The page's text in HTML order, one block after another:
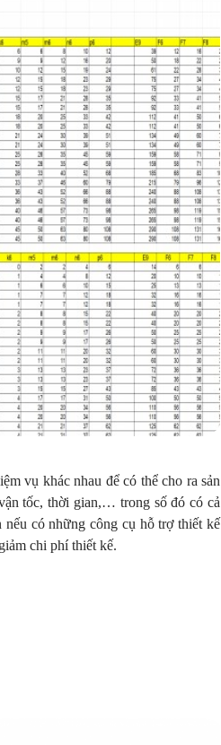
vụ khác nhau để có thể cho ra sản
tốc, thời gian,… trong số đó có cả
có những công cụ hỗ trợ thiết kế
chi phí thiết kế.